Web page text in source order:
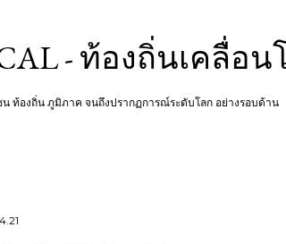
- ท้องถิ่นเคลื่อน
น ท้องถิ่น ภูมิภาค จนถึงปรากฏการณ์ระดับโลก อย่างรอบด้าน